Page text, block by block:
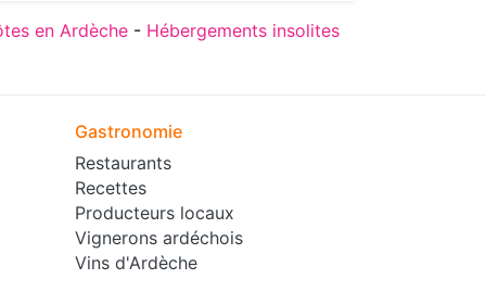
en Ardèche - Hébergements insolites
Gastronomie
Restaurants
Recettes
Producteurs locaux
Vignerons ardéchois
Vins d'Ardèche